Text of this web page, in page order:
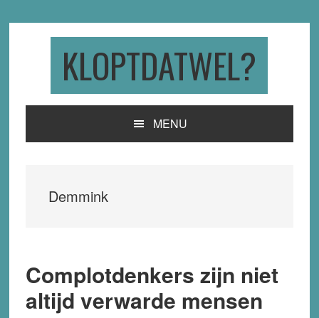
KLOPTDATWEL?
MENU
Demmink
Complotdenkers zijn niet
altijd verwarde mensen